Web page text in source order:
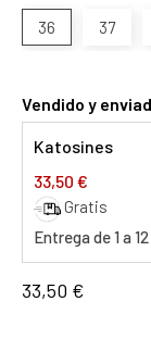
36 37
Vendido y
Katosines
33,50 €
Gratis
Entrega de 1 a
33,50 €